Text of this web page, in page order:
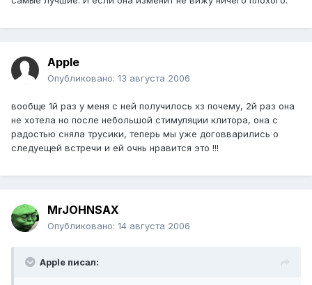
Apple
Опубликовано: 13 августа 2006
вообще 1й раз у меня с ней получилось хз почему, 2й раз она
не хотела но после небольшой стимуляции клитора, она с
радостью сняла трусики, теперь мы уже договварились о
следуещей встречи и ей очнь нравится это !!!
MrJOHNSAX
Опубликовано: 14 августа 2006
Apple писал: